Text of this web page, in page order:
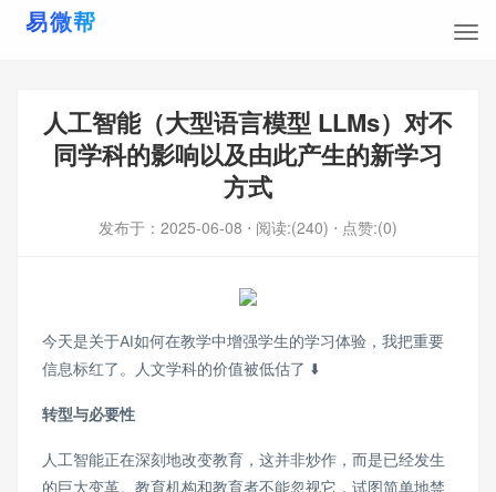
人工智能（大型语言模型 LLMs）对不
同学科的影响以及由此产生的新学习
方式
发布于： 2025-06-08 ⋅ 阅读:(240) ⋅ 点赞:(0)
今天是关于AI如何在教学中增强学生的学习体验，我把重要
信息标红了。人文学科的价值被低估了 ⬇️
转型与必要性
人工智能正在深刻地改变教育，这并非炒作，而是已经发生
的巨大变革。教育机构和教育者不能忽视它，试图简单地禁